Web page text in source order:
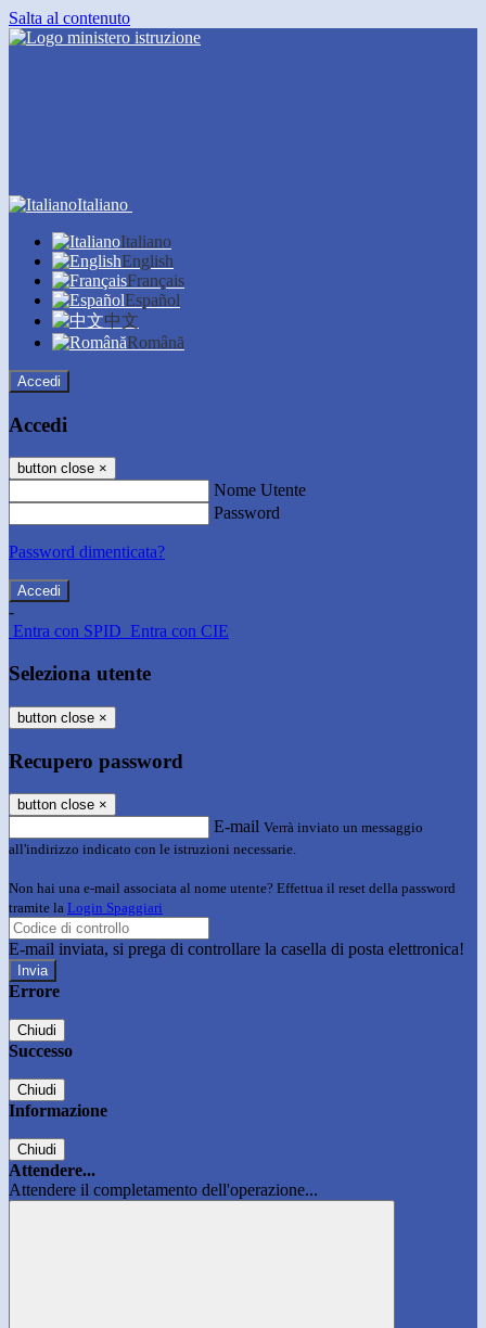
Salta al contenuto
Italiano
Italiano
English
Français
Español
中文
Română
Accedi
Accedi
button close ×
Nome Utente
Password
Password dimenticata?
-
Entra con SPID Entra con CIE
Seleziona utente
button close ×
Recupero password
button close ×
E-mail Verrà inviato un messaggio
all'indirizzo indicato con le istruzioni necessarie.
Non hai una e-mail associata al nome utente? Effettua il reset della password
tramite la Login Spaggiari
E-mail inviata, si prega di controllare la casella di posta elettronica!
Errore
Chiudi
Successo
Chiudi
Informazione
Chiudi
Attendere...
Attendere il completamento dell'operazione...